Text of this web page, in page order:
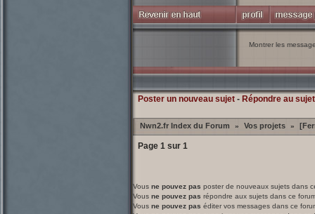
Montrer les
Poster un nouveau sujet- Répondre au sujet
Nwn2.fr Index du Forum » Vos projets »
Page 1sur 1
Vous ne pouvez pas poster de nouveaux sujets dans
Vous ne pouvez pas répondre aux sujets dans ce
Vous ne pouvez pas éditer vos messages dans ce